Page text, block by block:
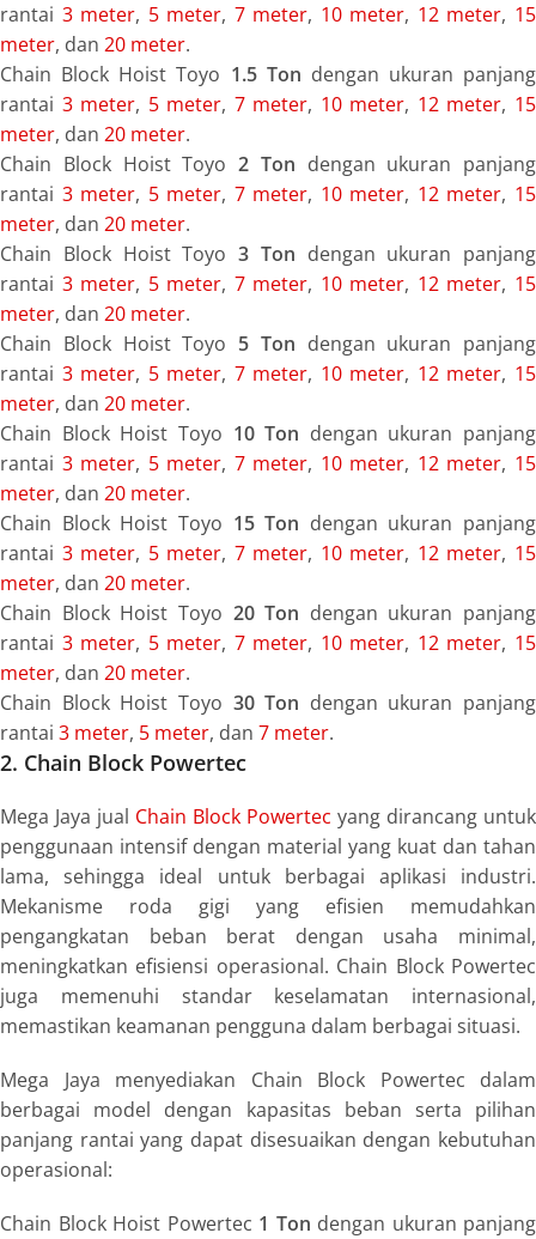
rantai 3 meter, 5 meter, 7 meter, 10 meter, 12 meter, 15
meter, dan 20 meter.
Chain Block Hoist Toyo 1.5 Ton dengan ukuran panjang
rantai 3 meter, 5 meter, 7 meter, 10 meter, 12 meter, 15
meter, dan 20 meter.
Chain Block Hoist Toyo 2 Ton dengan ukuran panjang
rantai 3 meter, 5 meter, 7 meter, 10 meter, 12 meter, 15
meter, dan 20 meter.
Chain Block Hoist Toyo 3 Ton dengan ukuran panjang
rantai 3 meter, 5 meter, 7 meter, 10 meter, 12 meter, 15
meter, dan 20 meter.
Chain Block Hoist Toyo 5 Ton dengan ukuran panjang
rantai 3 meter, 5 meter, 7 meter, 10 meter, 12 meter, 15
meter, dan 20 meter.
Chain Block Hoist Toyo 10 Ton dengan ukuran panjang
rantai 3 meter, 5 meter, 7 meter, 10 meter, 12 meter, 15
meter, dan 20 meter.
Chain Block Hoist Toyo 15 Ton dengan ukuran panjang
rantai 3 meter, 5 meter, 7 meter, 10 meter, 12 meter, 15
meter, dan 20 meter.
Chain Block Hoist Toyo 20 Ton dengan ukuran panjang
rantai 3 meter, 5 meter, 7 meter, 10 meter, 12 meter, 15
meter, dan 20 meter.
Chain Block Hoist Toyo 30 Ton dengan ukuran panjang
rantai 3 meter, 5 meter, dan 7 meter.
2. Chain Block Powertec
Mega Jaya jual Chain Block Powertec yang dirancang untuk
penggunaan intensif dengan material yang kuat dan tahan
lama, sehingga ideal untuk berbagai aplikasi industri.
Mekanisme roda gigi yang efisien memudahkan
pengangkatan beban berat dengan usaha minimal,
meningkatkan efisiensi operasional. Chain Block Powertec
juga memenuhi standar keselamatan internasional,
memastikan keamanan pengguna dalam berbagai situasi.
Mega Jaya menyediakan Chain Block Powertec dalam
berbagai model dengan kapasitas beban serta pilihan
panjang rantai yang dapat disesuaikan dengan kebutuhan
operasional:
Chain Block Hoist Powertec 1 Ton dengan ukuran panjang